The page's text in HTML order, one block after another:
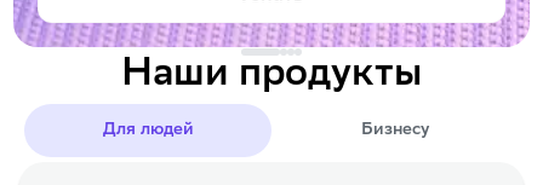
Наши продукты
Для людей Бизнесу